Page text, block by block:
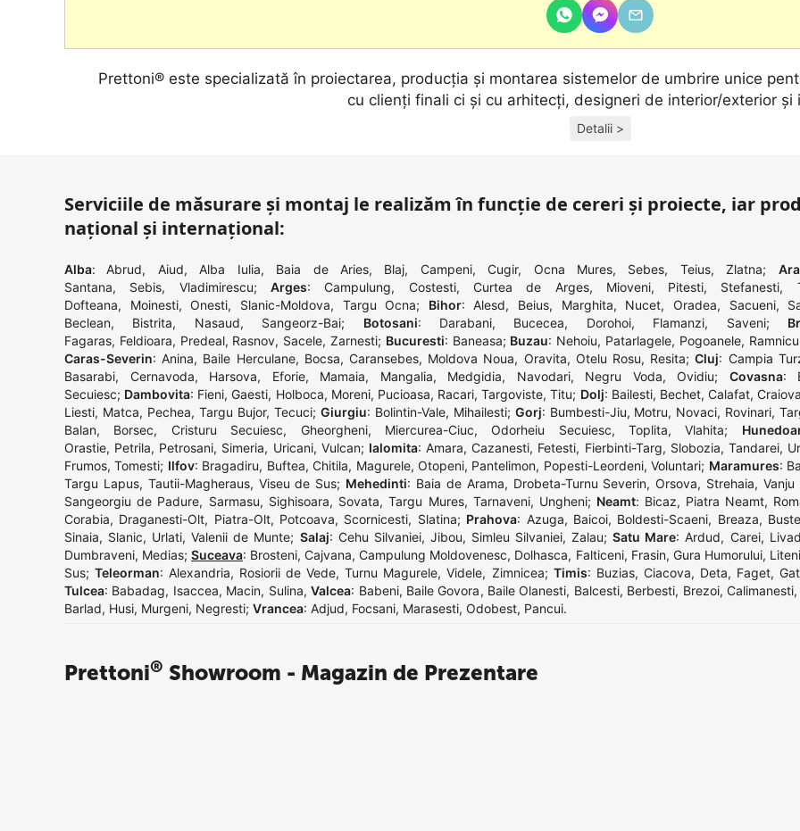
Prettoni® este specializată în proiectarea, producţia și montarea sistemelor de umbrire unice
cu clienţi finali ci și cu arhitecţi, designeri de interior/exterior și
Detalii >
Serviciile de măsurare și montaj le realizăm în funcție de cereri și proiecte, iar
național și internațional:
Alba: Abrud, Aiud,Alba Iulia, Baia de Aries, Blaj, Campeni, Cugir, Ocna Mures, Sebes, Teius,Zlatna;
Santana, Sebis, Vladimirescu; Arges: Campulung, Costesti, Curtea de Arges, Mioveni, Pitesti, Stefanesti,
Dofteana, Moinesti, Onesti, Slanic-Moldova, Targu Ocna; Bihor:Alesd, Beius, Marghita, Nucet, Oradea, Sacueni,
Beclean, Bistrita, Nasaud, Sangeorz-Bai; Botosani: Darabani, Bucecea, Dorohoi, Flamanzi, Saveni;
Fagaras, Feldioara, Predeal, Rasnov, Sacele, Zarnesti; Bucuresti: Baneasa; Buzau: Nehoiu, Patarlagele, Pogoanele,
Caras-Severin:Anina, Baile Herculane, Bocsa, Caransebes, Moldova Noua, Oravita, Otelu Rosu, Resita;Cluj: Campia
Basarabi, Cernavoda, Harsova, Eforie, Mamaia, Mangalia, Medgidia, Navodari, Negru Voda, Ovidiu; Covasna:
Secuiesc; Dambovita: Fieni, Gaesti, Holboca, Moreni, Pucioasa, Racari,Targoviste,Titu; Dolj: Bailesti, Bechet, Calafat,
Liesti, Matca, Pechea, Targu Bujor, Tecuci; Giurgiu: Bolintin-Vale, Mihailesti; Gorj: Bumbesti-Jiu, Motru, Novaci, Rovinari,
Balan, Borsec, Cristuru Secuiesc, Gheorgheni, Miercurea-Ciuc, Odorheiu Secuiesc, Toplita,Vlahita;
Orastie, Petrila, Petrosani, Simeria, Uricani, Vulcan; Ialomita:Amara, Cazanesti, Fetesti, Fierbinti-Targ, Slobozia, Tandarei,
Frumos,Tomesti; Ilfov: Bragadiru, Buftea, Chitila, Magurele, Otopeni, Pantelimon, Popesti-Leordeni,Voluntari; Maramures:
Targu Lapus, Tautii-Magheraus, Viseu de Sus; Mehedinti: Baia de Arama, Drobeta-Turnu Severin, Orsova, Strehaia,Vanju
Sangeorgiu de Padure, Sarmasu, Sighisoara, Sovata,Targu Mures, Tarnaveni, Ungheni; Neamt: Bicaz, Piatra Neamt,
Corabia, Draganesti-Olt, Piatra-Olt, Potcoava, Scornicesti, Slatina; Prahova: Azuga, Baicoi, Boldesti-Scaeni, Breaza,
Sinaia, Slanic, Urlati,Valenii de Munte; Salaj: Cehu Silvaniei, Jibou, Simleu Silvaniei,Zalau;Satu Mare:Ardud, Carei,
Dumbraveni, Medias;Suceava: Brosteni, Cajvana, Campulung Moldovenesc, Dolhasca, Falticeni, Frasin, Gura Humorului, Liteni
Sus;Teleorman:Alexandria, Rosiorii de Vede,Turnu Magurele,Videle, Zimnicea; Timis: Buzias, Ciacova, Deta, Faget,
Tulcea: Babadag, Isaccea, Macin, Sulina,Valcea: Babeni, Baile Govora, Baile Olanesti, Balcesti, Berbesti, Brezoi, Calimanesti
Barlad, Husi, Murgeni, Negresti; Vrancea: Adjud, Focsani, Marasesti, Odobest, Pancui.
Prettoni® Showroom - Magazin de Prezentare